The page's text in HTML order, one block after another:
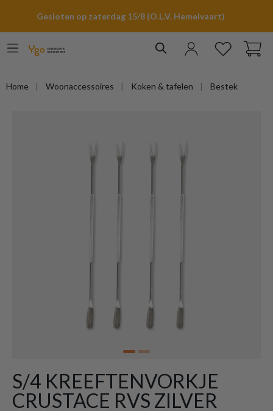
Gesloten op zaterdag 15/8 (O.L.V. Hemelvaart)
Home Woonaccessoires Koken & tafelen Bestek
S/4 KREEFTENVORKJE
CRUSTACE RVS ZILVER